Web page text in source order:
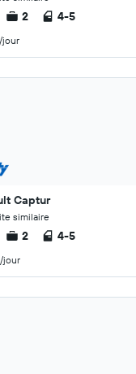
2 4-5
/jour
Captur
similaire
2 4-5
/jour